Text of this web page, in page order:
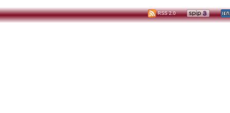
RSS 2.0